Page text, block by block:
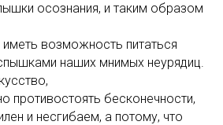
осознания, и таким образом
возможность питаться
наших мнимых неурядиц.
противостоять бесконечности,
и несгибаем, а потому, что